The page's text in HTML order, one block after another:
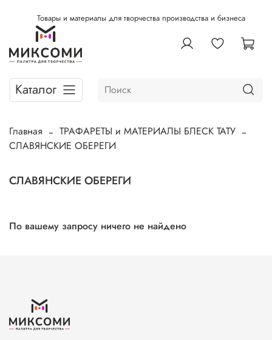
Товары и материалы для творчества производства и бизнеса
Каталог
Главная
ТРАФАРЕТЫ и МАТЕРИАЛЫ БЛЕСК ТАТУ
СЛАВЯНСКИЕ ОБЕРЕГИ
СЛАВЯНСКИЕ ОБЕРЕГИ
По вашему запросу ничего не найдено